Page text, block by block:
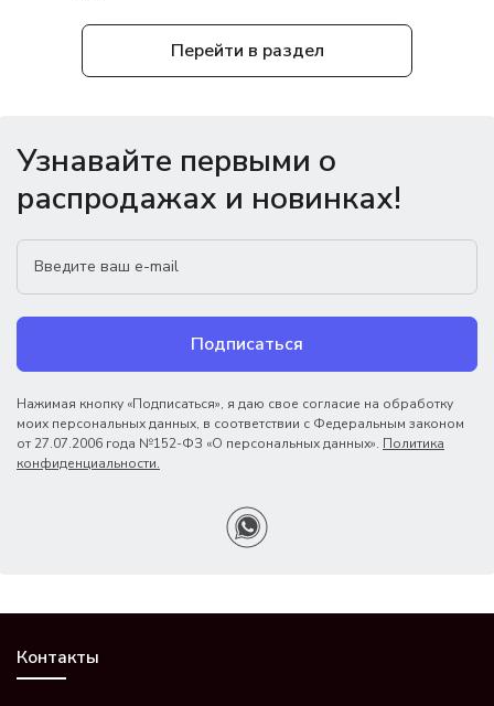
Перейти в раздел
Узнавайте первыми о
распродажах и новинках!
Подписаться
Нажимая кнопку «Подписаться», я даю свое согласие на обработку
моих персональных данных, в соответствии с Федеральным законом
от 27.07.2006 года №152-ФЗ «О персональных данных». Политика
конфиденциальности.
Контакты